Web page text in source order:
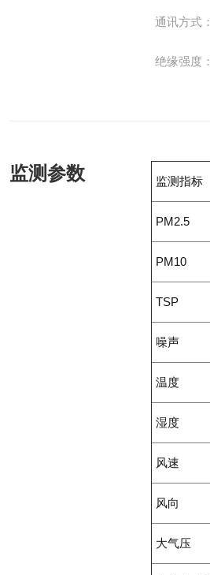
通讯方式：
绝缘强度：
监测参数 监测指标
PM2.5
PM10
TSP
噪声
温度
湿度
风速
风向
大气压